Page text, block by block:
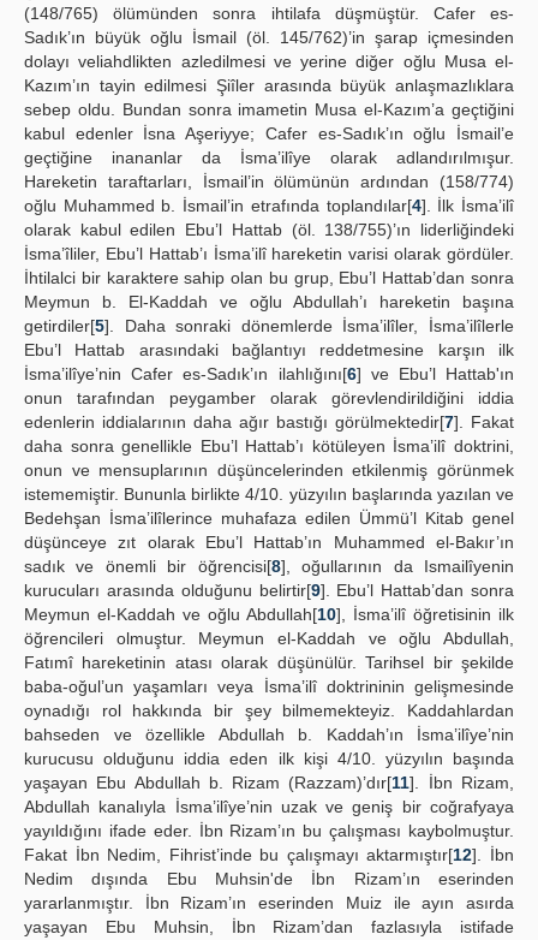
(148/765) ölümünden sonra ihtilafa düşmüştür. Cafer es-
Sadık’ın büyük oğlu İsmail (öl. 145/762)’in şarap içmesinden
dolayı veliahdlikten azledilmesi ve yerine diğer oğlu Musa el-
Kazım’ın tayin edilmesi Şiîler arasında büyük anlaşmazlıklara
sebep oldu. Bundan sonra imametin Musa el-Kazım’a geçtiğini
kabul edenler İsna Aşeriyye; Cafer es-Sadık’ın oğlu İsmail’e
geçtiğine inananlar da İsma’ilîye olarak adlandırılmışur.
Hareketin taraftarları, İsmail’in ölümünün ardından (158/774)
oğlu Muhammed b. İsmail’in etrafında toplandılar[4]. İlk İsma’ilî
olarak kabul edilen Ebu’l Hattab (öl. 138/755)’ın liderliğindeki
İsma’îliler, Ebu’l Hattab’ı İsma’ilî hareketin varisi olarak gördüler.
İhtilalci bir karaktere sahip olan bu grup, Ebu’l Hattab’dan sonra
Meymun b. El-Kaddah ve oğlu Abdullah’ı hareketin başına
getirdiler[5]. Daha sonraki dönemlerde İsma’ilîler, İsma’ilîlerle
Ebu’l Hattab arasındaki bağlantıyı reddetmesine karşın ilk
İsma’ilîye’nin Cafer es-Sadık’ın ilahlığını[6] ve Ebu’l Hattab'ın
onun tarafından peygamber olarak görevlendirildiğini iddia
edenlerin iddialarının daha ağır bastığı görülmektedir[7]. Fakat
daha sonra genellikle Ebu’l Hattab’ı kötüleyen İsma’ilî doktrini,
onun ve mensuplarının düşüncelerinden etkilenmiş görünmek
istememiştir. Bununla birlikte 4/10. yüzyılın başlarında yazılan ve
Bedehşan İsma’ilîlerince muhafaza edilen Ümmü’l Kitab genel
düşünceye zıt olarak Ebu’l Hattab’ın Muhammed el-Bakır’ın
sadık ve önemli bir öğrencisi[8], oğullarının da Ismailîyenin
kurucuları arasında olduğunu belirtir[9]. Ebu’l Hattab’dan sonra
Meymun el-Kaddah ve oğlu Abdullah[10], İsma’ilî öğretisinin ilk
öğrencileri olmuştur. Meymun el-Kaddah ve oğlu Abdullah,
Fatımî hareketinin atası olarak düşünülür. Tarihsel bir şekilde
baba-oğul’un yaşamları veya İsma’ilî doktrininin gelişmesinde
oynadığı rol hakkında bir şey bilmemekteyiz. Kaddahlardan
bahseden ve özellikle Abdullah b. Kaddah’ın İsma’ilîye’nin
kurucusu olduğunu iddia eden ilk kişi 4/10. yüzyılın başında
yaşayan Ebu Abdullah b. Rizam (Razzam)’dır[11]. İbn Rizam,
Abdullah kanalıyla İsma’ilîye’nin uzak ve geniş bir coğrafyaya
yayıldığını ifade eder. İbn Rizam’ın bu çalışması kaybolmuştur.
Fakat İbn Nedim, Fihrist’inde bu çalışmayı aktarmıştır[12]. İbn
Nedim dışında Ebu Muhsin'de İbn Rizam’ın eserinden
yararlanmıştır. İbn Rizam’ın eserinden Muiz ile ayın asırda
yaşayan Ebu Muhsin, İbn Rizam’dan fazlasıyla istifade